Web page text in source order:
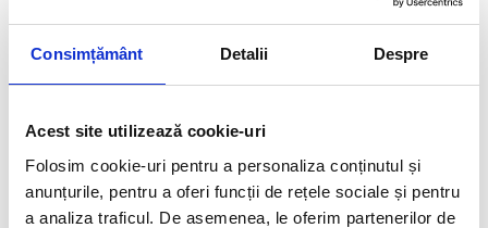
Consimțământ Detalii Despre
Acest site utilizează cookie-uri
Folosim cookie-uri pentru a personaliza conținutul și
anunțurile, pentru a oferi funcții de rețele sociale și pentru
a analiza traficul. De asemenea, le oferim partenerilor de
arrow_forward